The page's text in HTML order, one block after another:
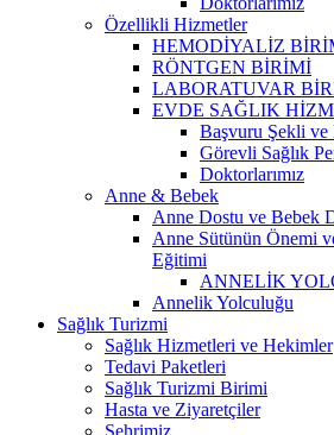
Özellikli Hizmetler
HEMODİYALİZ
RÖNTGEN BİRİMİ
LABORATUVAR
EVDE SAĞLIK
Başvuru Şekli
Görevli Sağlık
Doktorlarımız
Anne & Bebek
Anne Dostu ve Bebek
Anne Sütünün Önemi
Eğitimi
ANNELİK
Annelik Yolculuğu
Sağlık Turizmi
Sağlık Hizmetleri ve Hekimler
Tedavi Paketleri
Sağlık Turizmi Birimi
Hasta ve Ziyaretçiler
Şehrimiz